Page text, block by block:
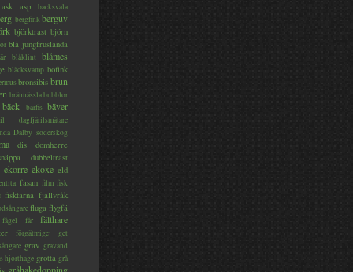
ask asp backsvala
bergfinkberguv
björktrast björn
blå jungfruslända
blåklint blåmes
bläcksvamp bofink
bronsibis brun
brännässlabubblor
bäck bärfis bäver
dagfjärilsmätare
Dalby söderskog
dis
domherre
dubbeltrast
ekorre ekoxe eld
fasan film fisk
fisktärna fjällvråk
fluga flygfä
fågel får fälthare
förgätmigej
get
grav gravand
hjorthage grotta grå